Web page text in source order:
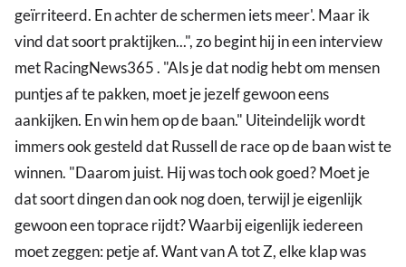
geïrriteerd. En achter de schermen iets meer'. Maar ik
vind dat soort praktijken...", zo begint hij in een interview
met RacingNews365 . "Als je dat nodig hebt om mensen
puntjes af te pakken, moet je jezelf gewoon eens
aankijken. En win hem op de baan." Uiteindelijk wordt
immers ook gesteld dat Russell de race op de baan wist te
winnen. "Daarom juist. Hij was toch ook goed? Moet je
dat soort dingen dan ook nog doen, terwijl je eigenlijk
gewoon een toprace rijdt? Waarbij eigenlijk iedereen
moet zeggen: petje af. Want van A tot Z, elke klap was